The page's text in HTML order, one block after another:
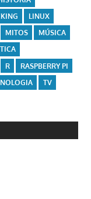
LINUX
MITOS
MÚSICA
R
RASPBERRY PI
TV